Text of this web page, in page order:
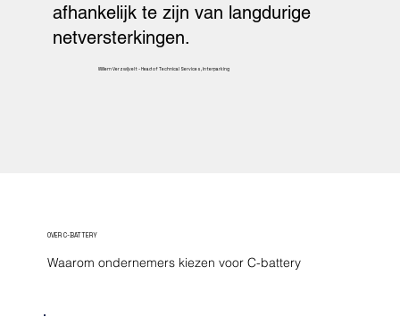
afhankelijk te zijn van langdurige
netversterkingen.
Willem Verzwijvelt - Head of Technical Services, Interparking
OVER C-BATTERY
Waarom ondernemers kiezen voor C-battery